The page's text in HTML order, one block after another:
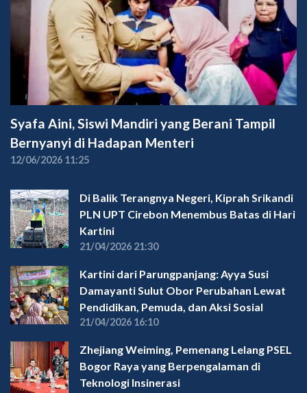
Syafa Aini, Siswi Mandiri yang Berani Tampil
Bernyanyi di Hadapan Menteri
12/06/2026 11:25
Di Balik Terangnya Negeri, Kiprah Srikandi
PLN UPT Cirebon Menembus Batas di Hari
Kartini
21/04/2026 21:30
Kartini dari Parungpanjang: Ayya Susi
Damayanti Sulut Obor Perubahan Lewat
Pendidikan, Pemuda, dan Aksi Sosial
21/04/2026 16:10
Zhejiang Weiming, Pemenang Lelang PSEL
Bogor Raya yang Berpengalaman di
Teknologi Insinerasi